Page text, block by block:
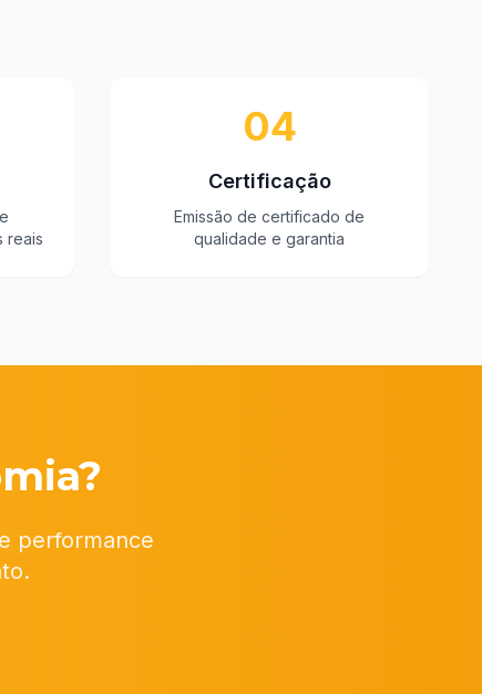
reais
04
Certificação
Emissão de certificado de
qualidade e garantia
performance